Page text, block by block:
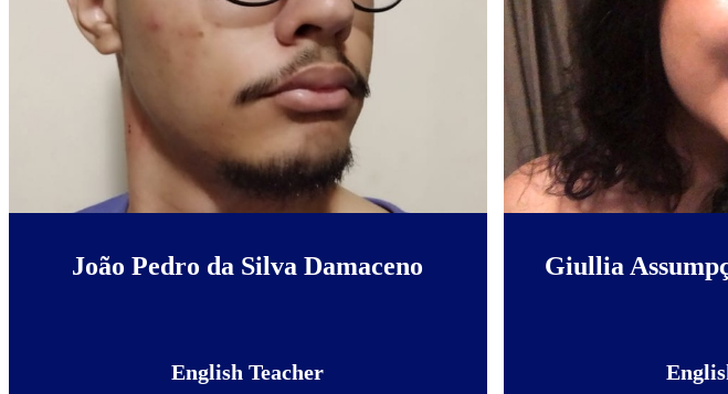
João Pedro da Silva Damaceno
English Teacher
Giullia